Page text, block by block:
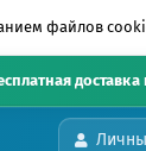
файлов